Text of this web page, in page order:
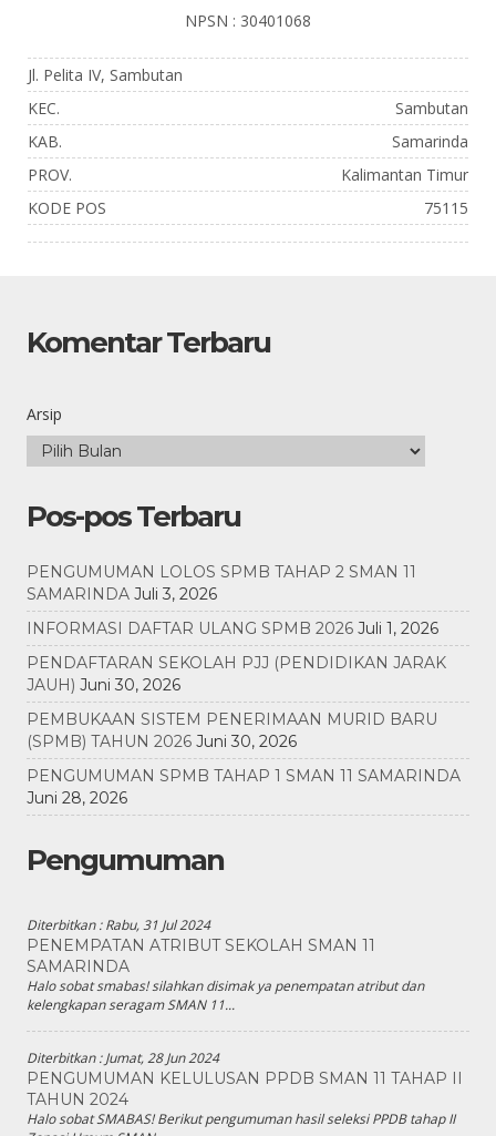
NPSN : 30401068
Jl. Pelita IV, Sambutan
KEC.
Sambutan
KAB.
Samarinda
PROV.
Kalimantan Timur
KODE POS
75115
Komentar Terbaru
Arsip
Pos-pos Terbaru
PENGUMUMAN LOLOS SPMB TAHAP 2 SMAN 11
SAMARINDA Juli 3, 2026
INFORMASI DAFTAR ULANG SPMB 2026 Juli 1, 2026
PENDAFTARAN SEKOLAH PJJ (PENDIDIKAN JARAK
JAUH) Juni 30, 2026
PEMBUKAAN SISTEM PENERIMAAN MURID BARU
(SPMB) TAHUN 2026 Juni 30, 2026
PENGUMUMAN SPMB TAHAP 1 SMAN 11 SAMARINDA
Juni 28, 2026
Pengumuman
Diterbitkan :Rabu, 31 Jul 2024
PENEMPATAN ATRIBUT SEKOLAH SMAN 11
SAMARINDA
Halo sobat smabas! silahkan disimak ya penempatan atribut dan
kelengkapan seragam SMAN 11...
Diterbitkan :Jumat, 28 Jun 2024
PENGUMUMAN KELULUSAN PPDB SMAN 11 TAHAP II
TAHUN 2024
Halo sobat SMABAS! Berikut pengumuman hasil seleksi PPDB tahap II